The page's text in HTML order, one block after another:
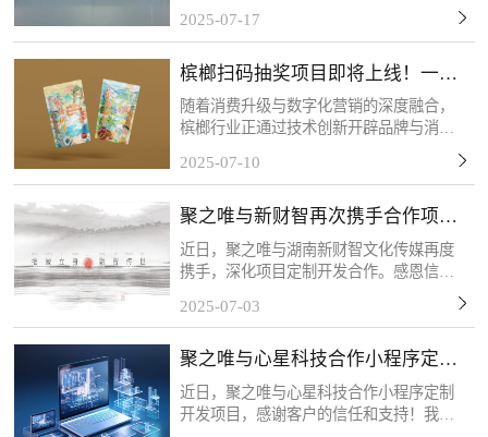
目。此次应用系统的开发主要为敦行教育
撑。感谢客户的信任和...
2025-07-17
槟榔扫码抽奖项目即将上线！一物
一码，精准触达！
随着消费升级与数字化营销的深度融合，
槟榔行业正通过技术创新开辟品牌与消费
目将于近期上线，该活动以“一物一码”技
码，消费者扫码后可...
2025-07-10
聚之唯与新财智再次携手合作项目
定制开发
近日，聚之唯与湖南新财智文化传媒再度
携手，深化项目定制开发合作。感恩信任
筑长期共赢！关于新财智湖南新财智文化
服务企业。自成立以来...
2025-07-03
聚之唯与心星科技合作小程序定制
开发项目
近日，聚之唯与心星科技合作小程序定制
开发项目，感谢客户的信任和支持！我们